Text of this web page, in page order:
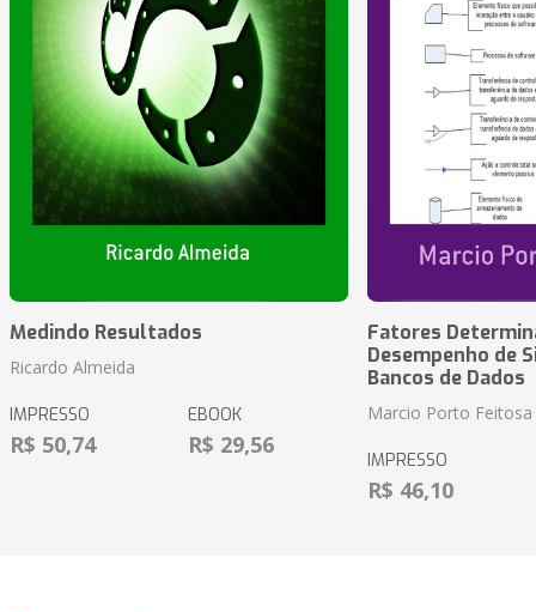
Medindo Resultados
Ricardo Almeida
IMPRESSO
R$ 50,74
EBOOK
R$ 29,56
Fatores
Desempenho de
Bancos de Dados
Marcio Porto Feitosa
IMPRESSO
R$ 46,10